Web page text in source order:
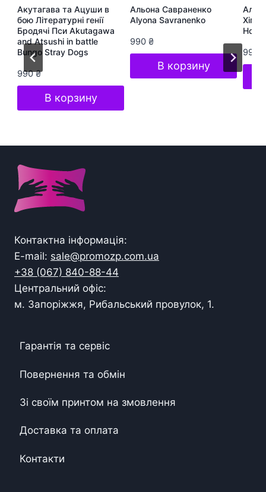
Акутагава та Ацуши в
бою Літературні генії
Бродячі Пси Akutagawa
and Atsushi in battle
Bungo Stray Dogs
990₴
В корзину
Альона Савраненко
Alyona Savranenko
990 ₴
В корзину
Хіп-
Hop
990
Контактна інформація:
E-mail: sale@promozp.com.ua
+38 (067) 840-88-44
Центральний офіс:
м. Запоріжжя, Рибальський провулок, 1.
Гарантія та сервіс
Повернення та обмін
Зі своїм принтом на змовлення
Доставка та оплата
Контакти